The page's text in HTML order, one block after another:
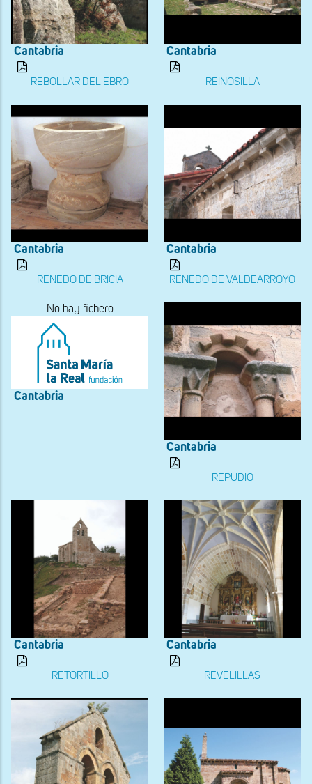
Cantabria
REBOLLAR DEL EBRO
Cantabria
REINOSILLA
Cantabria
RENEDO DE BRICIA
Cantabria
RENEDO DE VALDEARROYO
No hay fichero
Cantabria
Cantabria
REPUDIO
Cantabria
RETORTILLO
Cantabria
REVELILLAS